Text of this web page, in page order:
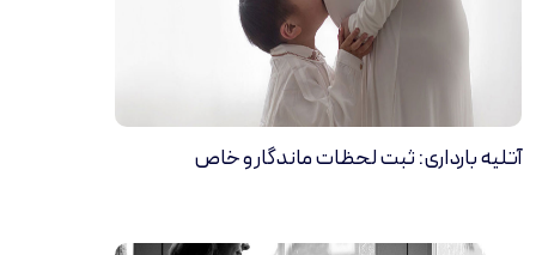
آتلیه بارداری: ثبت لحظات ماندگار و خاص